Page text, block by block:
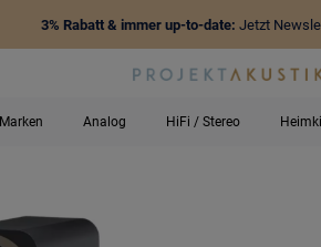
3% Rabatt & immer up-to-date: Jetzt
Marken Analog HiFi / Stereo